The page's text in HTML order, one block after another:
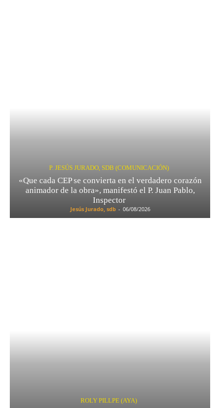
P. JESÚS JURADO, SDB (COMUNICACIÓN)
«Que cada CEP se convierta en el verdadero corazón
animador de la obra», manifestó el P. Juan Pablo,
Inspector
Jesús Jurado, sdb - 06/08/2026
ROLY PILLPE (AYA)